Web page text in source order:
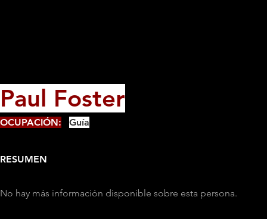
Paul Foster
Guía
OCUPACIÓN:
RESUMEN
No hay más información disponible sobre esta persona.